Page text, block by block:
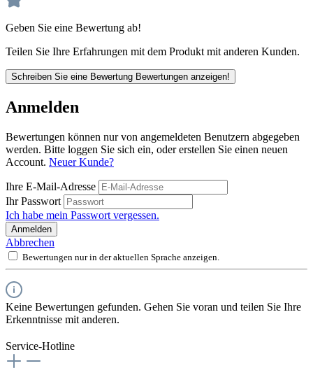
Geben Sie eine Bewertung ab!
Teilen Sie Ihre Erfahrungen mit dem Produkt mit anderen Kunden.
Schreiben Sie eine Bewertung Bewertungen anzeigen!
Anmelden
Bewertungen können nur von angemeldeten Benutzern abgegeben
werden. Bitte loggen Sie sich ein, oder erstellen Sie einen neuen
Account. Neuer Kunde?
Ihre E-Mail-Adresse
Ihr Passwort
Ich habe mein Passwort vergessen.
Anmelden
Abbrechen
Bewertungen nur in der aktuellen Sprache anzeigen.
Keine Bewertungen gefunden. Gehen Sie voran und teilen Sie Ihre
Erkenntnisse mit anderen.
Service-Hotline